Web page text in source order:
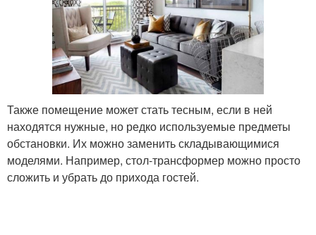
Также помещение может стать тесным, если в ней
находятся нужные, но редко используемые предметы
обстановки. Их можно заменить складывающимися
моделями. Например, стол-трансформер можно просто
сложить и убрать до прихода гостей.